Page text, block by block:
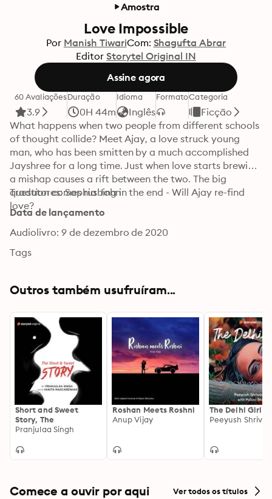
Amostra
Love Impossible
Por Manish TiwariCom: Shagufta Abrar
Editor Storytel Original IN
Assine agora
60 Avaliações
3.9
Duração
0H 44m
Idioma
Inglês
FormatoCategoria
Ficção
What happens when two people from different schools
of thought collide? Meet Ajay, a love struck young
man, who has been smitten by a much accomplished
Jayshree for a long time. Just when love starts brewing,
a mishap causes a rift between the two. The big
question comes rushing in the end - Will Ajay re-find
love?
Tradutores: Sophia John
Data de lançamento
Audiolivro: 9 de dezembro de 2020
Tags
Outros também usufruíram...
Short and Sweet
Story, The
Pranjulaa Singh
Roshan Meets Roshni
Anup Vijay
The Delhi Girl
Peeyush
Comece a ouvir por aqui Ver todos os títulos